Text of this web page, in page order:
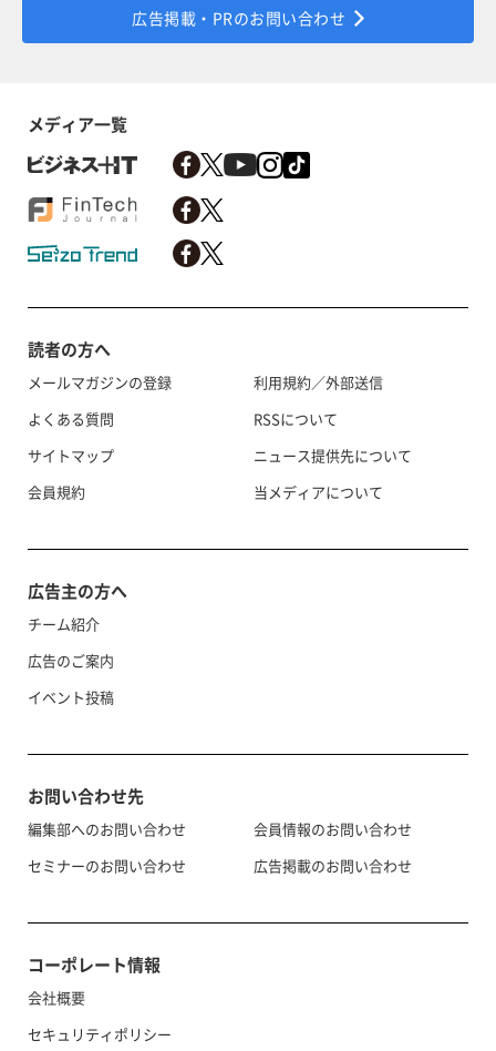
広告掲載・PRのお問い合わせ
メディア一覧
読者の方へ
メールマガジンの登録
よくある質問
サイトマップ
会員規約
利用規約／外部送信
RSSについて
ニュース提供先について
当メディアについて
広告主の方へ
チーム紹介
広告のご案内
イベント投稿
お問い合わせ先
編集部へのお問い合わせ
セミナーのお問い合わせ
会員情報のお問い合わせ
広告掲載のお問い合わせ
コーポレート情報
会社概要
セキュリティポリシー